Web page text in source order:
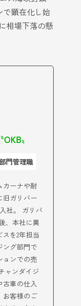
で顕在化し始
相場下落の懸
〟
門管理職
カーナや耐
旧ガリバー
社。 ガリバ
、本社に異
を2年担当
ング部門で
ョンでの売
ャンダイジ
古車の仕入
お客様のご